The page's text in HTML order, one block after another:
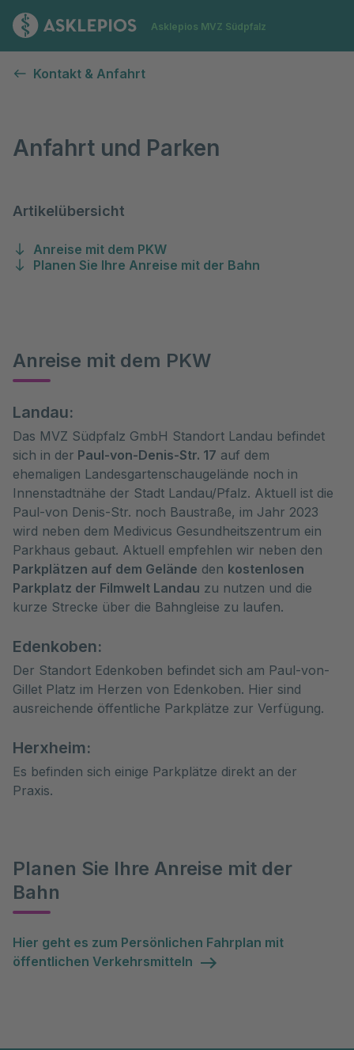
Zur Startseite
Asklepios MVZ Südpfalz
Kontakt & Anfahrt
Anfahrt und Parken
Artikelübersicht
Anreise mit dem PKW
Planen Sie Ihre Anreise mit der Bahn
Anreise mit dem PKW
Landau:
Das MVZ Südpfalz GmbH Standort Landau befindet
sich in der Paul-von-Denis-Str. 17 auf dem
ehemaligen Landesgartenschaugelände noch in
Innenstadtnähe der Stadt Landau/Pfalz. Aktuell ist die
Paul-von Denis-Str. noch Baustraße, im Jahr 2023
wird neben dem Medivicus Gesundheitszentrum ein
Parkhaus gebaut. Aktuell empfehlen wir neben den
Parkplätzen auf dem Gelände den kostenlosen
Parkplatz der Filmwelt Landau zu nutzen und die
kurze Strecke über die Bahngleise zu laufen.
Edenkoben:
Der Standort Edenkoben befindet sich am Paul-von-
Gillet Platz im Herzen von Edenkoben. Hier sind
ausreichende öffentliche Parkplätze zur Verfügung.
Herxheim:
Es befinden sich einige Parkplätze direkt an der
Praxis.
Planen Sie Ihre Anreise mit der
Bahn
Hier geht es zum Persönlichen Fahrplan mit
öffentlichen Verkehrsmitteln